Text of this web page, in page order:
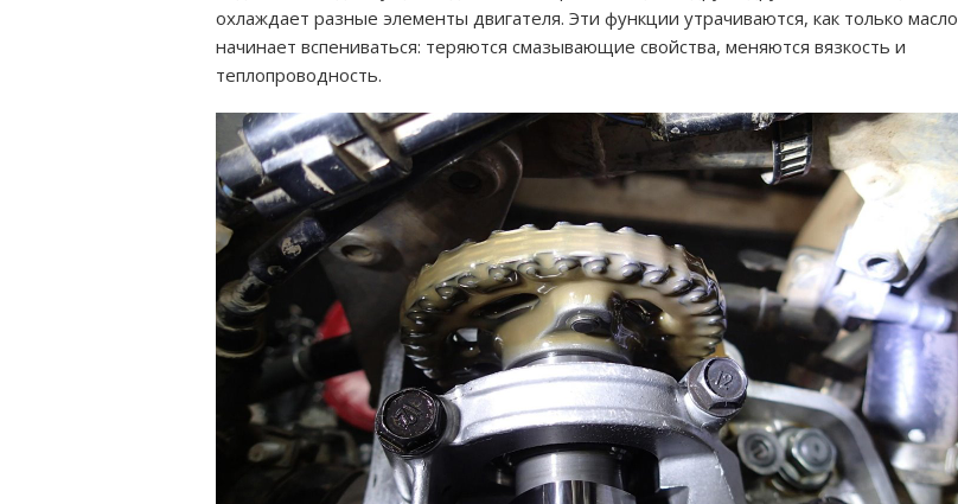
охлаждает разные элементы двигателя. Эти функции утрачиваются, как только масло
начинает вспениваться: теряются смазывающие свойства, меняются вязкость и
теплопроводность.